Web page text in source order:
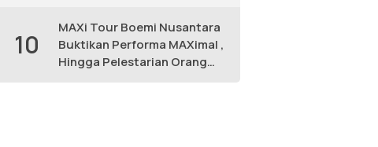
10
MAXi Tour Boemi Nusantara
Buktikan Performa MAXimal ,
Hingga Pelestarian Orang